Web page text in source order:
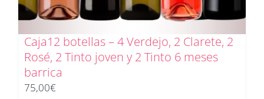
Caja12 botellas – 4 Verdejo, 2 Clarete, 2
Rosé, 2 Tinto joven y 2 Tinto 6 meses
barrica
75,00€